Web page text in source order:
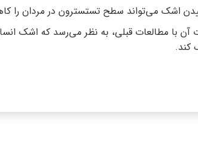
اشک می‌تواند سطح تستسترون در مردان را
با مطالعات قبلی، به نظر می‌رسد که اشک
کند.